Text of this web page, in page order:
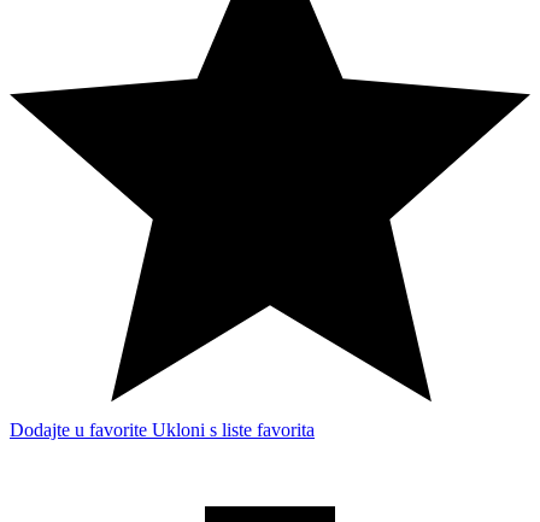
Dodajte u favorite Ukloni s liste favorita